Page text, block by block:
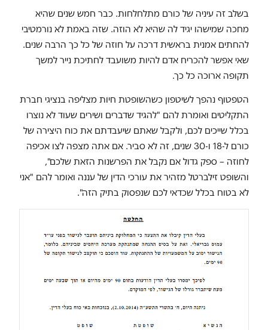
בשלב זה עיניה של כורם מתלחלחות. כבר חמש שנים שהיא
מחכה שמישהו יגיד לה שהיא לא הוזה. שזה באמת לא נורמטיבי
להחתים אמנית בראשית דרכה על חוזה של כל כך הרבה שנים.
שאי אפשר להכריח אדם להיות משועבד לחתיכת נייר למשך
תקופה ארוכה כל כך.
הטפטוף נהפך לשיטפון כשהשופטת חיות מצליפה בנציגי חברת
התקליטים ואומרת להם "להגיד שדברים ושירים שעוד לא נוצרו
בכלל שייכים לכם, ולקבל שאתם שיעבדתם את כוח היצירה של
כורם ל-18 ו-30 שנים, זה לא סביר. אם אתה מצפה לצו אכיפה
לחוזה – ספק גדול אם נקבל את הפרשנות הזאת שלכם",
והשופט זילברטל מזהיר את עורכי הדין של עננה ואומר להם "אני
לא בטוח בכלל שכדאי לכם שנפסוק בתיק הזה".